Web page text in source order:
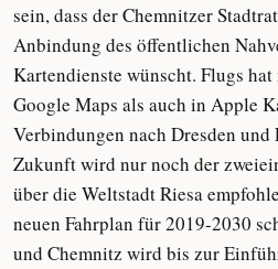
sein, dass der Chemnitzer
Anbindung des öffentlichen
Kartendienste wünscht. Flugs
Google Maps als auch in Apple
Verbindungen nach Dresden
Zukunft wird nur noch der
über die Weltstadt Riesa
neuen Fahrplan für 2019-2030
und Chemnitz wird bis zur